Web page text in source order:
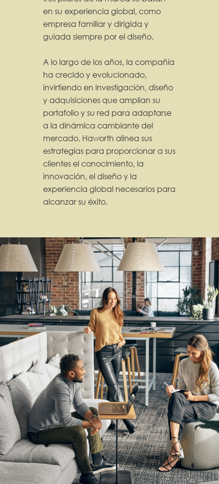
en su experiencia global, como
empresa familiar y dirigida y
guiada siempre por el diseño.
A lo largo de los años, la compañía
ha crecido y evolucionado,
invirtiendo en investigación, diseño
y adquisiciones que amplían su
portafolio y su red para adaptarse
a la dinámica cambiante del
mercado. Haworth alinea sus
estrategias para proporcionar a sus
clientes el conocimiento, la
innovación, el diseño y la
experiencia global necesarios para
alcanzar su éxito.